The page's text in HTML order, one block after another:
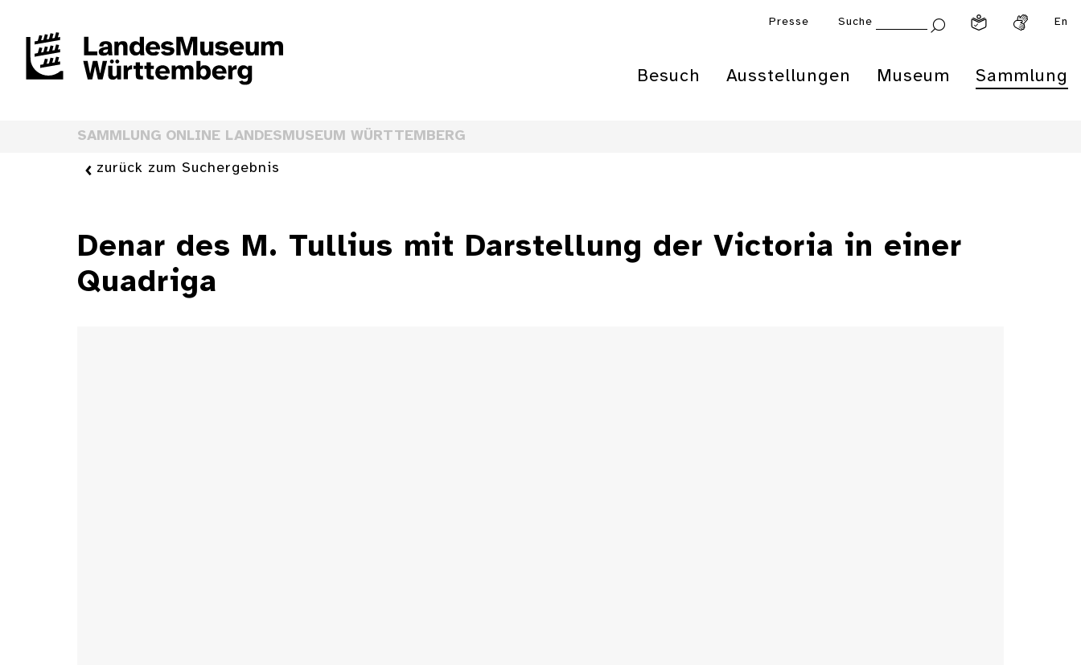
Presse Suche En
Besuch Ausstellungen Museum Sammlung
SAMMLUNG ONLINE LANDESMUSEUM WÜRTTEMBERG
zurück zum Suchergebnis
Denar des M. Tullius mit Darstellung der Victoria in einer
Quadriga